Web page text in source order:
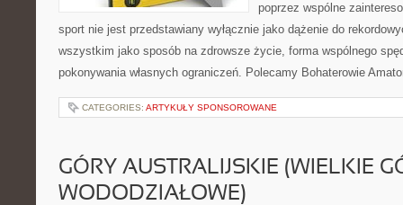
poprzez wspólne
sport nie jest przedstawiany wyłącznie jako dążenie do
wszystkim jako sposób na zdrowsze życie, forma wspólnego
pokonywania własnych ograniczeń. Polecamy Bohaterowie
CATEGORIES: ARTYKUŁY SPONSOROWANE
GÓRY AUSTRALIJSKIE (WIELKIE
WODODZIAŁOWE)